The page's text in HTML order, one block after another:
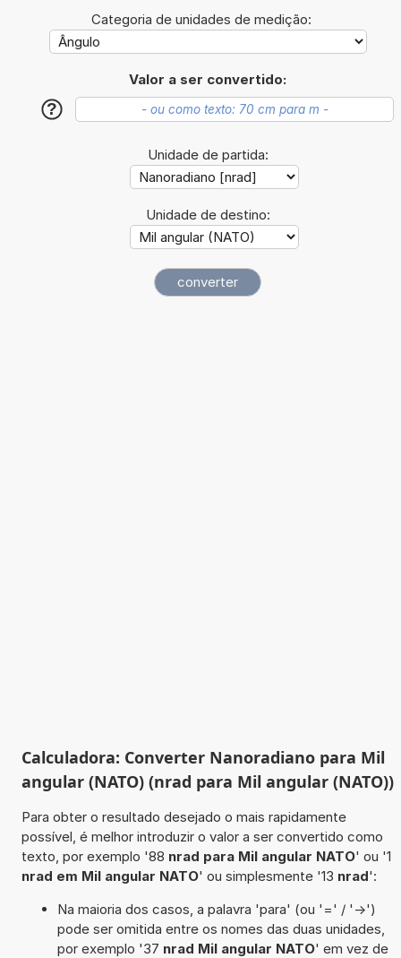
Categoria de unidades de medição:
Valor a ser convertido:
?
Unidade de partida:
Unidade de destino:
Calculadora: Converter Nanoradiano para Mil
angular (NATO) (nrad para Mil angular (NATO))
Para obter o resultado desejado o mais rapidamente
possível, é melhor introduzir o valor a ser convertido como
texto, por exemplo '88 nrad para Mil angular NATO' ou '1
nrad em Mil angular NATO' ou simplesmente '13 nrad':
Na maioria dos casos, a palavra 'para' (ou '=' / '->')
pode ser omitida entre os nomes das duas unidades,
por exemplo '37 nrad Mil angular NATO' em vez de